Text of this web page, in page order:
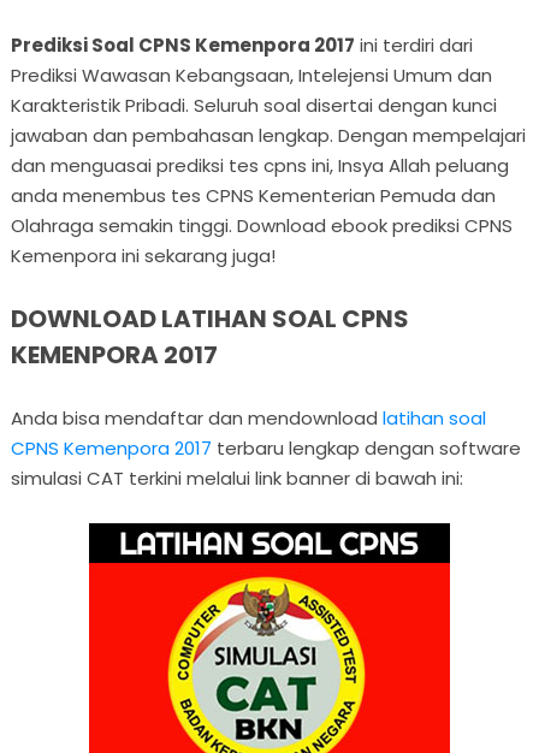
Prediksi Soal CPNS Kemenpora 2017 ini terdiri dari
Prediksi Wawasan Kebangsaan, Intelejensi Umum dan
Karakteristik Pribadi. Seluruh soal disertai dengan kunci
jawaban dan pembahasan lengkap. Dengan mempelajari
dan menguasai prediksi tes cpns ini, Insya Allah peluang
anda menembus tes CPNS Kementerian Pemuda dan
Olahraga semakin tinggi. Download ebook prediksi CPNS
Kemenpora ini sekarang juga!
DOWNLOAD LATIHAN SOAL CPNS
KEMENPORA 2017
Anda bisa mendaftar dan mendownload latihan soal
CPNS Kemenpora 2017 terbaru lengkap dengan software
simulasi CAT terkini melalui link banner di bawah ini: